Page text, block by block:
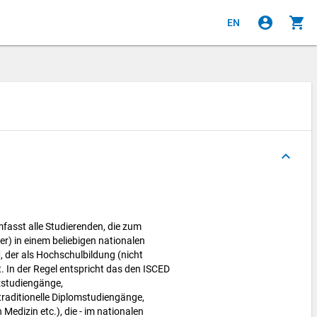
EN account_circle shopping_cart
keyboard_arrow_up
alle Studierenden, die zum
in einem beliebigen nationalen
der als Hochschulbildung (nicht
der Regel entspricht das den ISCED
Diplomstudiengänge,
etc.), die - im nationalen